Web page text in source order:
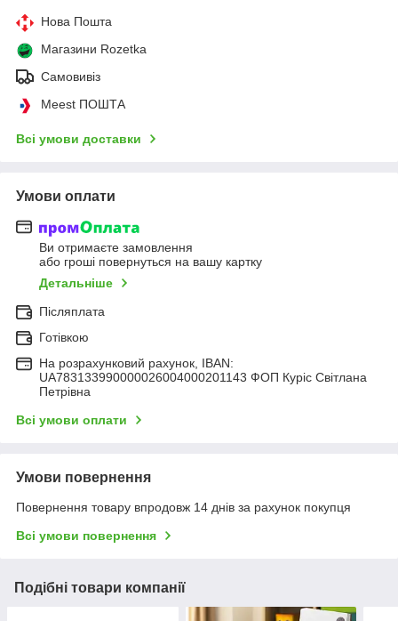
Нова Пошта
Магазини Rozetka
Самовивіз
Meest ПОШТА
Всі умови доставки
Умови оплати
Ви отримаєте замовлення
або гроші повернуться на вашу картку
Детальніше
Післяплата
Готівкою
На розрахунковий рахунок, IBAN:
UA783133990000026004000201143 ФОП Куріс Світлана
Петрівна
Всі умови оплати
Умови повернення
Повернення товару впродовж 14 днів за рахунок покупця
Всі умови повернення
Подібні товари компанії